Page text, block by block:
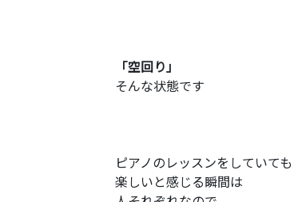
「空回り」
そんな状態です
ピアノのレッスンをしていても
楽しいと感じる瞬間は